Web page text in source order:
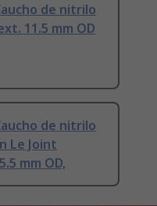
de nitrilo
11.5 mm OD
de nitrilo
Le Joint
mm OD,